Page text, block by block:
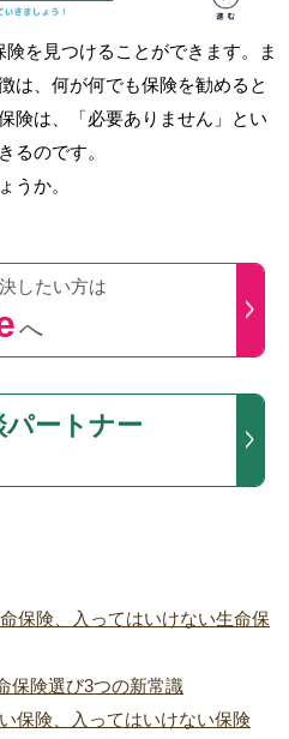
を見つけることができます。ま
は、何が何でも保険を勧めると
険は、「必要ありません」とい
るのです。
うか。
したい方は
へ
ートナー
保険、入ってはいけない生命保
保険選び3つの新常識
保険、入ってはいけない保険